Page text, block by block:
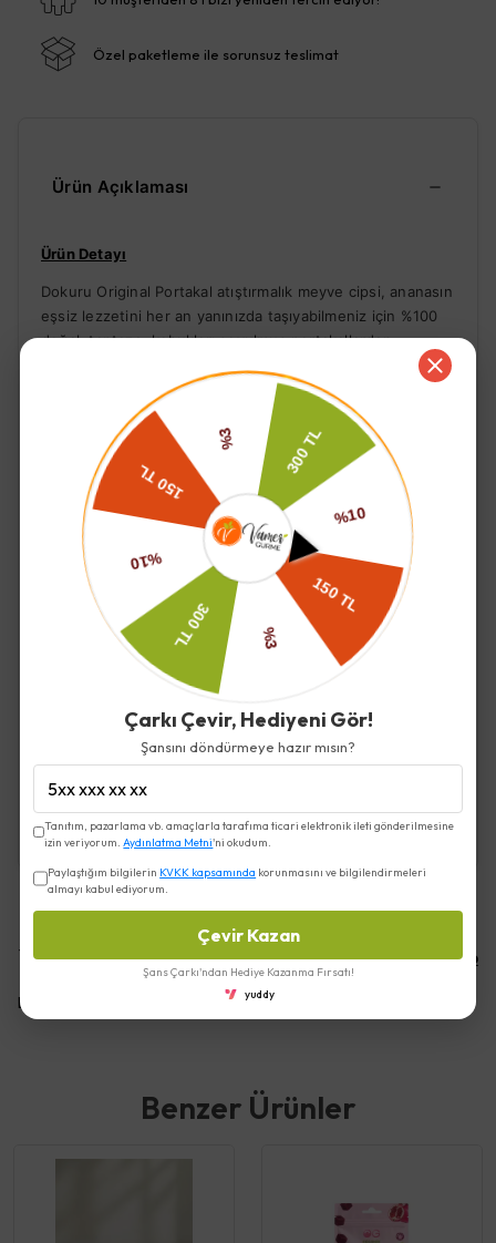
Özel paketleme ile sorunsuz teslimat
Ürün Açıklaması
Ürün Detayı
Dokuru Original Portakal atıştırmalık meyve cipsi, ananasın
eşsiz lezzetini her an yanınızda taşıyabilmeniz için %100
doğal, taptaze, kabukları soyulmuş portakallardan
portakalların besin değerleri %97 oranında korunmaktadır
ve aynı teknoloji sayesinde portakallara cips gibi çıtır bir
form kazandırılmaktadır. Dondurularak kurutulmuş
portakallar tazesi ile neredeyse eş değerde besin
değerine sahiptir. Her ısırıkta portakalın hafif, tatlı ve
ferahlatıcı aromasını damaklarınızda yoğun bir şekilde
hissedebileceksiniz. Düşük kalorisi sayesinde tatlı
krizlerinize ile harika bir alternatif olacaktır.
Devamını Göster
Kargo ve Teslimat
Yorumlar Yorum Yap
Bu ürün için henüz yorum yapılmamış.
Benzer Ürünler
Çarkı Çevir, Hediyeni Gör!
Şansını döndürmeye hazır mısın?
Tanıtım, pazarlama vb. amaçlarla tarafıma ticari elektronik ileti gönderilmesine
izin veriyorum.Aydınlatma Metni'ni okudum.
Paylaştığım bilgilerin KVKK kapsamında korunmasını ve bilgilendirmeleri
almayı kabul ediyorum.
Çevir Kazan
Şans Çarkı'ndan Hediye Kazanma Fırsatı!
yuddy